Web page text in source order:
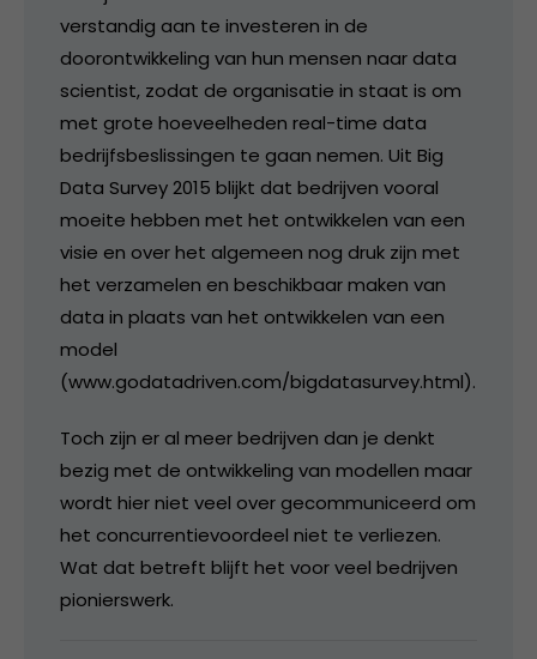
verstandig aan te investeren in de
doorontwikkeling van hun mensen naar data
scientist, zodat de organisatie in staat is om
met grote hoeveelheden real-time data
bedrijfsbeslissingen te gaan nemen. Uit Big
Data Survey 2015 blijkt dat bedrijven vooral
moeite hebben met het ontwikkelen van een
visie en over het algemeen nog druk zijn met
het verzamelen en beschikbaar maken van
data in plaats van het ontwikkelen van een
model
(www.godatadriven.com/bigdatasurvey.html).
Toch zijn er al meer bedrijven dan je denkt
bezig met de ontwikkeling van modellen maar
wordt hier niet veel over gecommuniceerd om
het concurrentievoordeel niet te verliezen.
Wat dat betreft blijft het voor veel bedrijven
pionierswerk.